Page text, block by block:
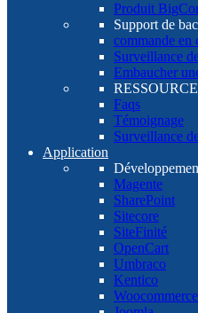
Produit
Support de
commande en
Surveillance
Embaucher
Faqs
Témoignage
Surveillance
Application
Magente
SharePoint
Sitecore
SiteFinité
OpenCart
Umbraco
Kentico
Woocommerce